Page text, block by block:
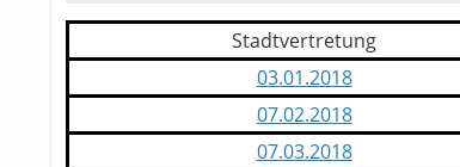
Stadtvertretung
03.01.2018
07.02.2018
07.03.2018